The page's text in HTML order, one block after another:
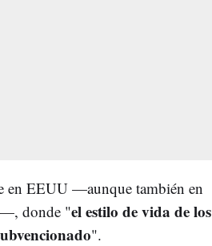
en EEUU —aunque también en
donde "el estilo de vida de los
".